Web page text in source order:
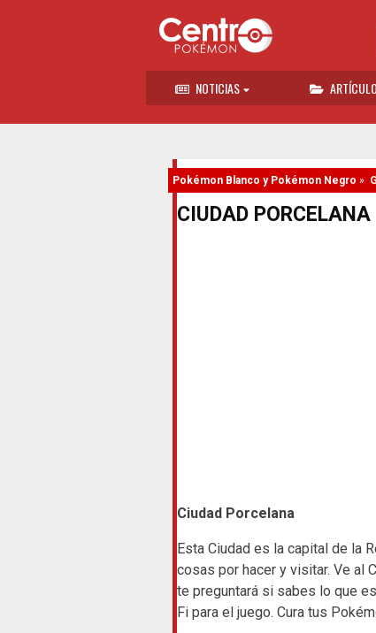
NOTICIAS
Pokémon Blanco y Pokémon Negro »
CIUDAD PORCELANA
Ciudad Porcelana
Esta Ciudad es la capital de la
cosas por hacer y visitar. Ve al
te preguntará si sabes lo que
Fi para el juego. Cura tus